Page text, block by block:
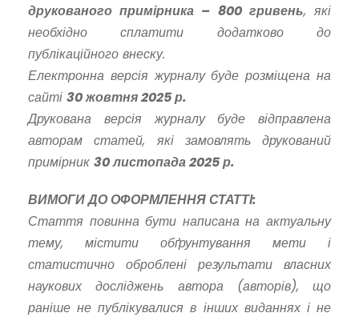
друкованого примірника – 800 гривень, які
необхідно сплатити додатково до
публікаційного внеску.
Електронна версія журналу буде розміщена на
сайті 30 жовтня 2025 р.
Друкована версія журналу буде відправлена
авторам статей, які замовлять друкований
примірник 30 листопада 2025 р.
ВИМОГИ ДО ОФОРМЛЕННЯ СТАТТІ:
Стаття повинна бути написана на актуальну
тему, містити обґрунтування мети і
статистично оброблені результати власних
наукових досліджень автора (авторів), що
раніше не публікувалися в інших виданнях і не